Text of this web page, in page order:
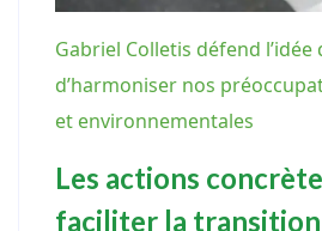
Gabriel Colletis défend l’idée
d’harmoniser nos
et environnementales
Les actions
faciliter la transition